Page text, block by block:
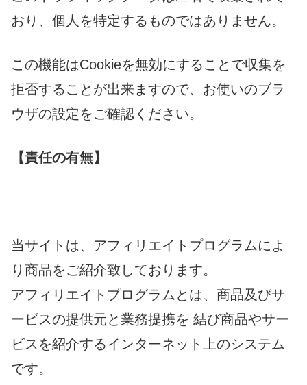
おり、個人を特定するものではありません。
この機能はCookieを無効にすることで収集を
拒否することが出来ますので、お使いのブラ
ウザの設定をご確認ください。
【責任の有無】
当サイトは、アフィリエイトプログラムによ
り商品をご紹介致しております。
アフィリエイトプログラムとは、商品及びサ
ービスの提供元と業務提携を 結び商品やサー
ビスを紹介するインターネット上のシステム
です。